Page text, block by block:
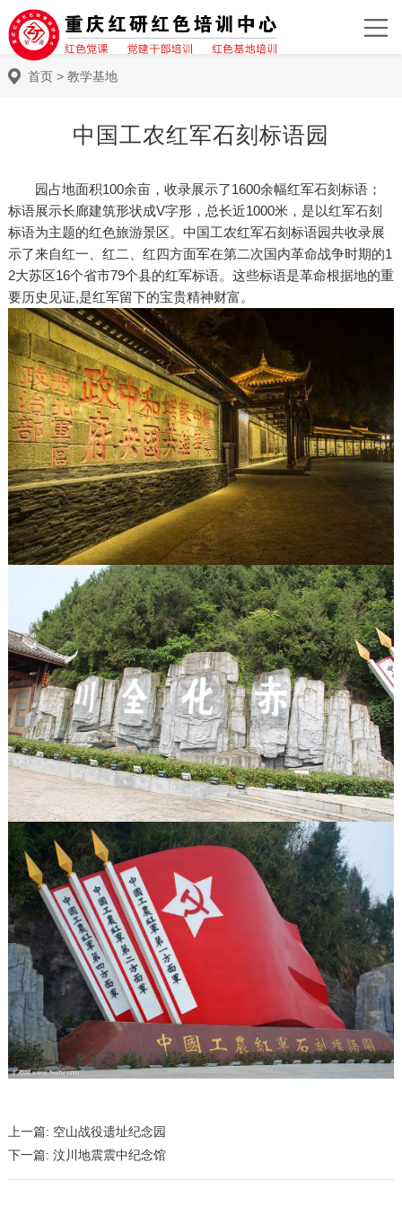
首页> 教学基地
中国工农红军石刻标语园
园占地面积100余亩，收录展示了1600余幅红军石刻标语；
标语展示长廊建筑形状成V字形，总长近1000米，是以红军石刻
标语为主题的红色旅游景区。中国工农红军石刻标语园共收录展
示了来自红一、红二、红四方面军在第二次国内革命战争时期的1
2大苏区16个省市79个县的红军标语。这些标语是革命根据地的重
要历史见证,是红军留下的宝贵精神财富。
上一篇: 空山战役遗址纪念园
下一篇: 汶川地震震中纪念馆